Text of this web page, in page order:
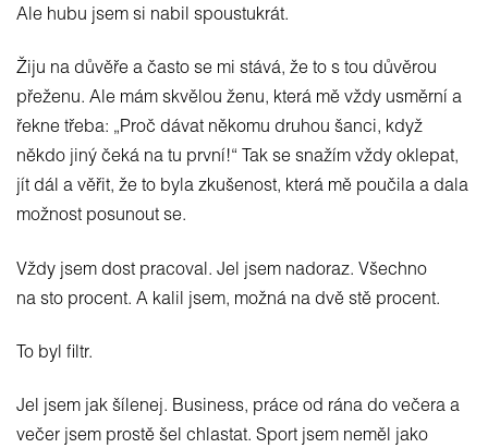
Ale hubu jsem si nabil spoustukrát.
Žiju na důvěře a často se mi stává, že to s tou důvěrou
přeženu. Ale mám skvělou ženu, která mě vždy usměrní a
řekne třeba: „Proč dávat někomu druhou šanci, když
někdo jiný čeká na tu první!“ Tak se snažím vždy oklepat,
jít dál a věřit, že to byla zkušenost, která mě poučila a dala
možnost posunout se.
Vždy jsem dost pracoval. Jel jsem nadoraz. Všechno
na sto procent. A kalil jsem, možná na dvě stě procent.
To byl filtr.
Jel jsem jak šílenej. Business, práce od rána do večera a
večer jsem prostě šel chlastat. Sport jsem neměl jako